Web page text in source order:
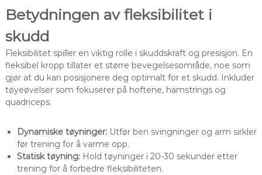
Betydningen av fleksibilitet i
skudd
Fleksibilitet spiller en viktig rolle i skuddskraft og presisjon. En
fleksibel kropp tillater et større bevegelsesområde, noe som
gjør at du kan posisjonere deg optimalt for et skudd. Inkluder
tøyeøvelser som fokuserer på hoftene, hamstrings og
quadriceps.
Dynamiske tøyninger:Utfør ben svingninger og arm sirkler
før trening for å varme opp.
Statisk tøyning:Hold tøyninger i 20-30 sekunder etter
trening for å forbedre fleksibiliteten.